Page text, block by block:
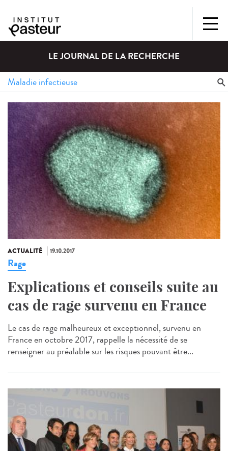
LE JOURNAL DE LA RECHERCHE
ACTUALITÉ 19.10.2017
Rage
Explications et conseils suite au
cas de rage survenu en France
Le cas de rage malheureux et exceptionnel, survenu en
France en octobre 2017, rappelle la nécessité de se
renseigner au préalable sur les risques pouvant être...